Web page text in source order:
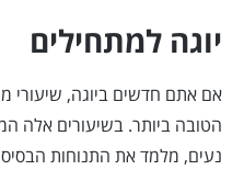
יוגה למתחילים
אם אתם חדשים ביוגה, שיעורי
הטובה ביותר. בשיעורים אלה
נעים, מלמד את התנוחות